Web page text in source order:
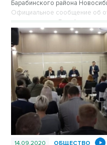
Барабинского района
Официальное сообщение об
администрации Барабинского
14.09.2020 ОБЩЕСТВО